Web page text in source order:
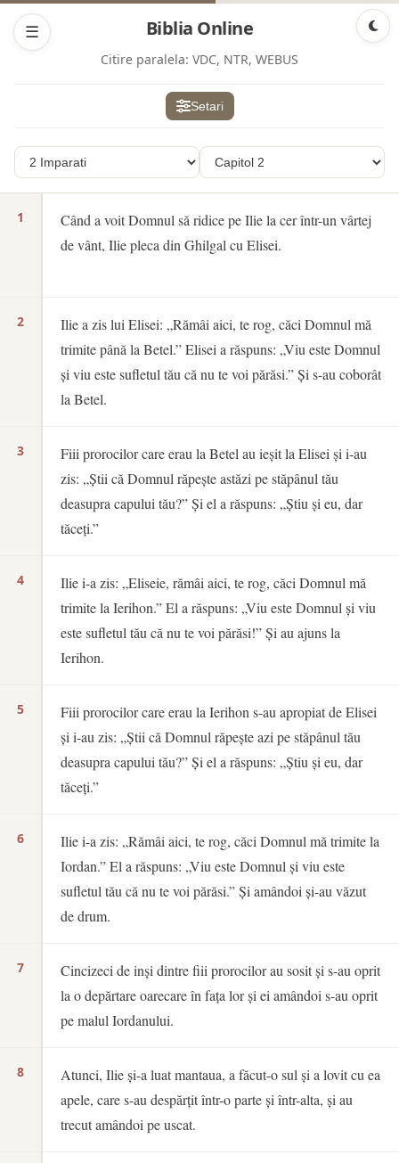
☰ Biblia Online
Citire paralela: VDC, NTR, WEBUS
Setari
1
2
3
4
5
6
7
8
Când a voit Domnul să ridice pe Ilie la cer într-un vârtej
de vânt, Ilie pleca din Ghilgal cu Elisei.
Ilie a zis lui Elisei: „Rămâi aici, te rog, căci Domnul mă
trimite până la Betel.” Elisei a răspuns: „Viu este Domnul
și viu este sufletul tău că nu te voi părăsi.” Și s-au coborât
la Betel.
Fiii prorocilor care erau la Betel au ieșit la Elisei și i-au
zis: „Știi că Domnul răpește astăzi pe stăpânul tău
deasupra capului tău?” Și el a răspuns: „Știu și eu, dar
tăceți.”
Ilie i-a zis: „Eliseie, rămâi aici, te rog, căci Domnul mă
trimite la Ierihon.” El a răspuns: „Viu este Domnul și viu
este sufletul tău că nu te voi părăsi!” Și au ajuns la
Ierihon.
Fiii prorocilor care erau la Ierihon s-au apropiat de Elisei
și i-au zis: „Știi că Domnul răpește azi pe stăpânul tău
deasupra capului tău?” Și el a răspuns: „Știu și eu, dar
tăceți.”
Ilie i-a zis: „Rămâi aici, te rog, căci Domnul mă trimite la
Iordan.” El a răspuns: „Viu este Domnul și viu este
sufletul tău că nu te voi părăsi.” Și amândoi și-au văzut
de drum.
Cincizeci de inși dintre fiii prorocilor au sosit și s-au oprit
la o depărtare oarecare în fața lor și ei amândoi s-au oprit
pe malul Iordanului.
Atunci, Ilie și-a luat mantaua, a făcut-o sul și a lovit cu ea
apele, care s-au despărțit într-o parte și într-alta, și au
trecut amândoi pe uscat.